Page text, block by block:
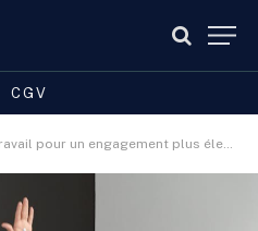
CGV
pour un engagement plus élevé